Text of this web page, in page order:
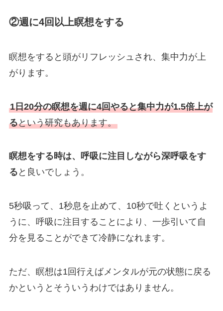
②週に4回以上瞑想をする
瞑想をすると頭がリフレッシュされ、集中力が上
がります。
1日20分の瞑想を週に4回やると集中力が1.5倍上が
るという研究もあります。
瞑想をする時は、呼吸に注目しながら深呼吸をす
る と良いでしょう。
5秒吸って、1秒息を止めて、10秒で吐くというよ
うに、呼吸に注目することにより、一歩引いて自
分を見ることができて冷静になれます。
ただ、瞑想は1回行えばメンタルが元の状態に戻る
かというとそういうわけではありません。